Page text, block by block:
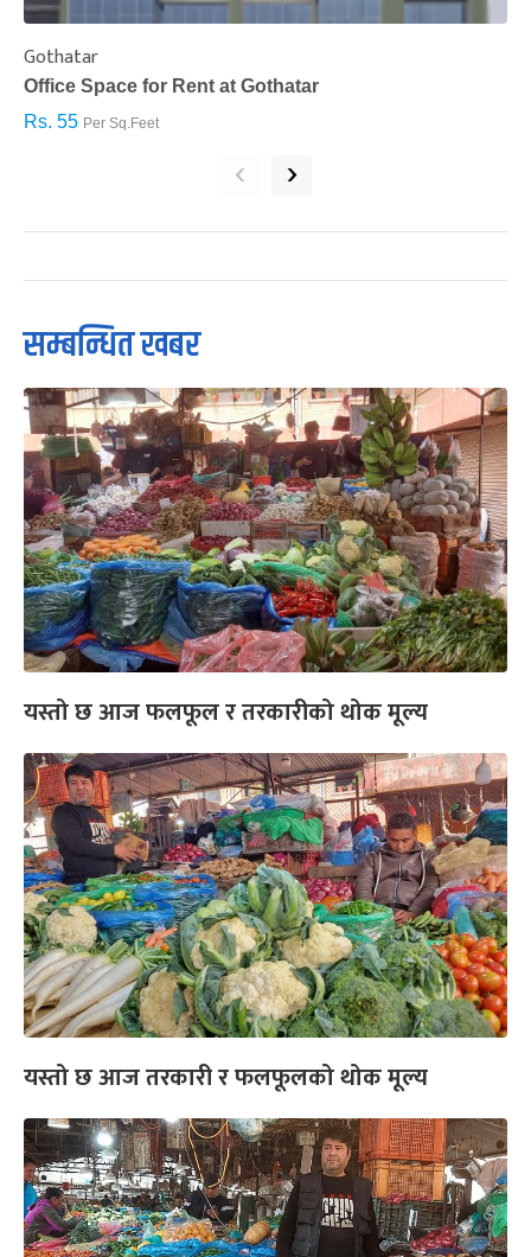
Gothatar
Office Space for Rent at Gothatar
Rs. 55 Per Sq.Feet
‹ ›
सम्बन्धित खबर
यस्तो छ आज फलफूल र तरकारीको थोक मूल्य
यस्तो छ आज तरकारी र फलफूलको थोक मूल्य